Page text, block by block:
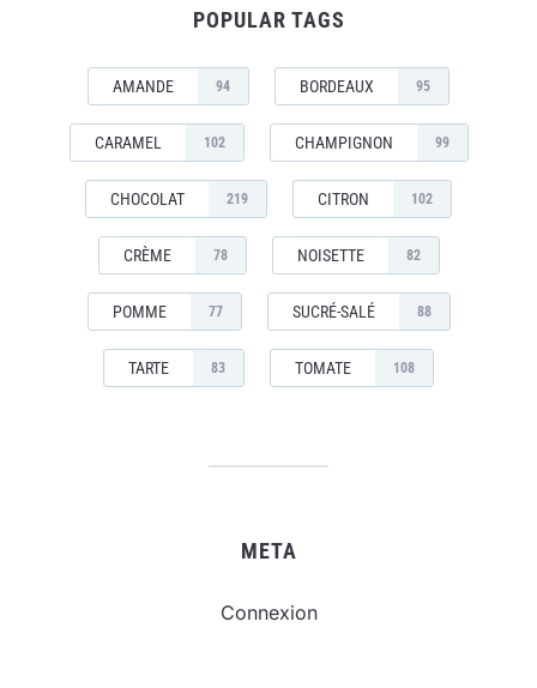
POPULAR TAGS
AMANDE 94 BORDEAUX 95
CARAMEL 102 CHAMPIGNON 99
CHOCOLAT 219 CITRON 102
CRÈME 78 NOISETTE 82
POMME 77 SUCRÉ-SALÉ 88
TARTE 83 TOMATE 108
META
Connexion